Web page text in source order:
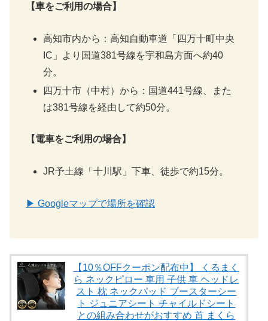
【車をご利用の場合】
高知市内から：高知自動車道「四万十町中央
IC」より国道381号線を宇和島方面へ約40
分。
四万十市（中村）から：国道441号線、また
は381号線を経由して約50分。
【電車をご利用の場合】
JR予土線「十川駅」下車、徒歩で約15分。
▶ Googleマップで場所を確認
【10％OFFクーポン配布中】 くるまく
ら ネックピロー 車用 子供 車 ヘッドレ
スト 枕 ネックパッド ブースターシー
ト ジュニアシート チャイルドシート
との組み合わせがおすすめ 首 まくら